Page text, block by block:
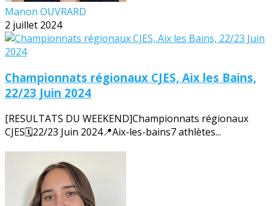
Manon OUVRARD
2 juillet 2024
Championnats régionaux CJES, Aix les Bains,
22/23 Juin 2024
[RESULTATS DU WEEKEND]Championnats régionaux
CJES🗓️22/23 Juin 2024📍Aix-les-bains7 athlètes...